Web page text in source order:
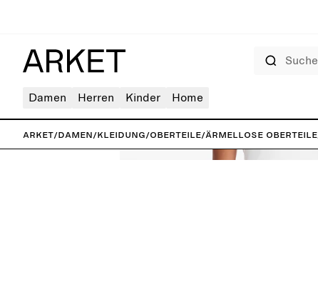
Damen Herren Kinder Home
ARKET/Damen/Kleidung/Oberteile/Ärmellose Oberteile